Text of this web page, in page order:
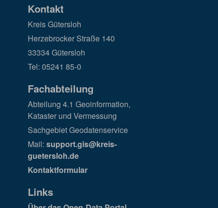
Kontakt
Kreis Gütersloh
Herzebrocker Straße 140
33334 Gütersloh
Tel: 05241 85-0
Fachabteilung
Abteilung 4.1 Geoinformation,
Kataster und Vermessung
Sachgebiet Geodatenservice
Mail: support.gis@kreis-
guetersloh.de
Kontaktformular
Links